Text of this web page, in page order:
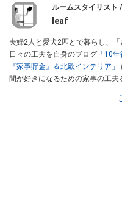
ルームスタイリスト
leaf
夫婦2人と愛犬2匹とで暮らし、
日々の工夫を自身のブログ 「10
『家事貯金』＆北欧インテリア」
間が好きになるための家事の工夫
事貯金研究家」として、ブログ